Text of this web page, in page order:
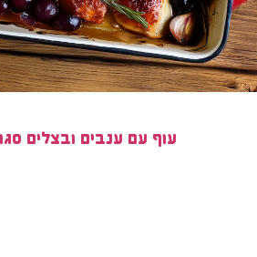
עוף עם ענבים ובצלים